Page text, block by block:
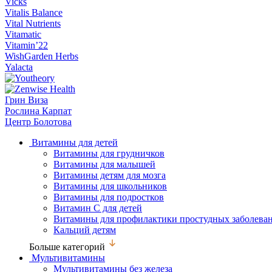
Vitalis Balance
Vital Nutrients
Vitamatic
Vitamin’22
WishGarden Herbs
Yalacta
Грин Виза
Рослина Карпат
Центр Болотова
Витамины для детей
Витамины для грудничков
Витамины для малышей
Витамины детям для мозга
Витамины для школьников
Витамины для подростков
Витамин С для детей
Витамины для профилактики простудных
Кальций детям
Больше категорий
Мультивитамины
Мультивитамины без железа